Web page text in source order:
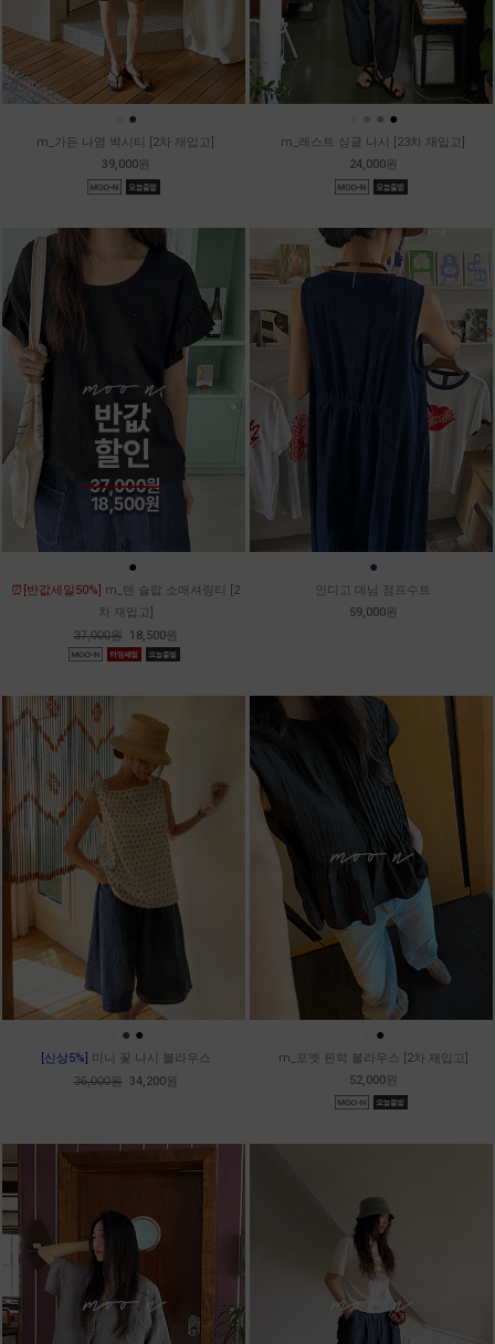
●
m_가든 나염 박시티 [2차 재입고]
39,000원
● ● ●
m_레스트 싱글 나시 [23차 재입고]
24,000원
●
⏰[반값세일50%] m_텐 슬랍 소매셔링티 [2
차 재입고]
37,000원 18,500원
●
인디고 데님 점프수트
59,000원
● ●
[신상5%] 미니 꽃 나시 블라우스
36,000원 34,200원
●
m_포엣 핀턱 블라우스 [2차 재입고]
52,000원